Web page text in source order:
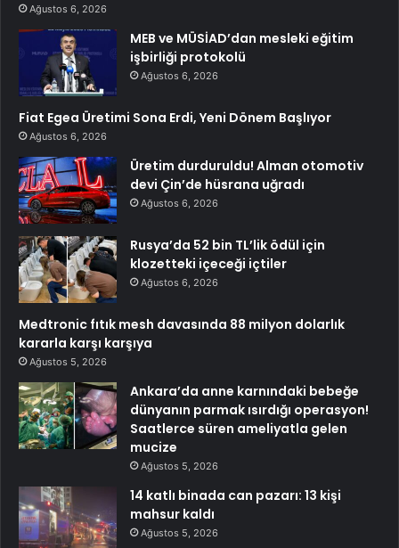
Ağustos 6, 2026
MEB ve MÜSİAD’dan mesleki eğitim
işbirliği protokolü
Ağustos 6, 2026
Fiat Egea Üretimi Sona Erdi, Yeni Dönem Başlıyor
Ağustos 6, 2026
Üretim durduruldu! Alman otomotiv
devi Çin’de hüsrana uğradı
Ağustos 6, 2026
Rusya’da 52 bin TL’lik ödül için
klozetteki içeceği içtiler
Ağustos 6, 2026
Medtronic fıtık mesh davasında 88 milyon dolarlık
kararla karşı karşıya
Ağustos 5, 2026
Ankara’da anne karnındaki bebeğe
dünyanın parmak ısırdığı operasyon!
Saatlerce süren ameliyatla gelen
mucize
Ağustos 5, 2026
14 katlı binada can pazarı: 13 kişi
mahsur kaldı
Ağustos 5, 2026